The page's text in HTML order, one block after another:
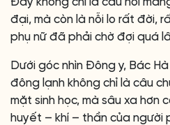
đại, mà còn là nỗi lo rất đời,
phụ nữ đã phải chờ đợi quá
Dưới góc nhìn Đông y, Bác
đông lạnh không chỉ là câu
mặt sinh học, mà sâu xa hơn
huyết – khí – thần của người